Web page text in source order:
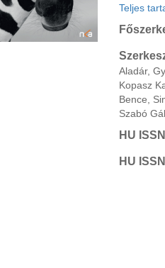
Teljes
Aladár,
Kopasz
Bence,
Szabó
HU
HU